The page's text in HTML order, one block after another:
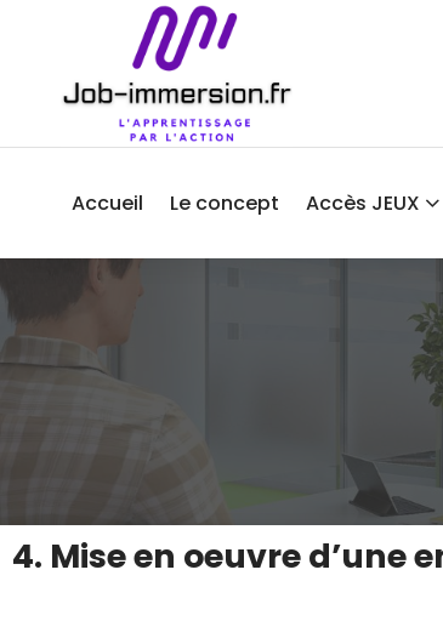
Accueil Le concept Accès JEUX
4. Mise en oeuvre d’une